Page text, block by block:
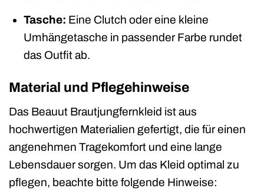
Tasche: Eine Clutch oder eine kleine
Umhängetasche in passender Farbe rundet
das Outfit ab.
Material und Pflegehinweise
Das Beauut Brautjungfernkleid ist aus
hochwertigen Materialien gefertigt, die für einen
angenehmen Tragekomfort und eine lange
Lebensdauer sorgen. Um das Kleid optimal zu
pflegen, beachte bitte folgende Hinweise: